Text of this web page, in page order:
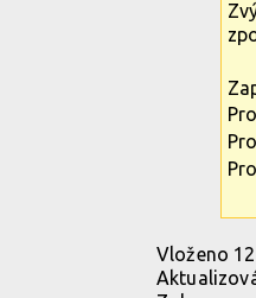
Vloženo